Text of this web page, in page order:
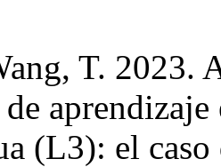
T. 2023.
(L3): el